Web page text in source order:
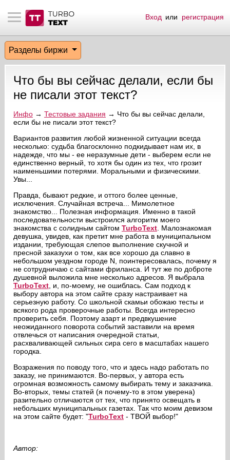
материалы
биржи
эфир
на сайте
пользователей
сообщения
по форуму
Вход или регистрация
Разделы биржи
Что бы вы сейчас делали, если бы
не писали этот текст?
Инфо→ Тестовые задания → Что бы вы сейчас делали,
если бы не писали этот текст?
Вариантов развития любой жизненной ситуации всегда
несколько: судьба благосклонно подкидывает нам их, в
надежде, что мы - ее неразумные дети - выберем если не
единственно верный, то хотя бы один из тех, что грозит
наименьшими потерями. Моральными и физическими.
Увы...
Правда, бывают редкие, и оттого более ценные,
исключения. Случайная встреча... Мимолетное
знакомство... Полезная информация. Именно в такой
последовательности выстроился алгоритм моего
знакомства с солидным сайтом TurboText. Малознакомая
девушка, увидев, как претит мне работа в муниципальном
издании, требующая слепое выполнение скучной и
пресной заказухи о том, как все хорошо да славно в
небольшом уездном городе N, поинтересовалась, почему я
не сотрудничаю с сайтами фриланса. И тут же по доброте
душевной выложила мне несколько адресов. Я выбрала
TurboText, и, по-моему, не ошиблась. Сам подход к
выбору автора на этом сайте сразу настраивает на
серьезную работу. Со школьной скамьи обожаю тесты и
всякого рода проверочные работы. Всегда интересно
проверить себя. Поэтому азарт и предвкушение
неожиданного поворота событий заставили на время
отвлечься от написания очередной статьи,
расхваливающей сильных сира сего в масштабах нашего
городка.
Возражения по поводу того, что и здесь надо работать по
заказу, не принимаются. Во-первых, у автора есть
огромная возможность самому выбирать тему и заказчика.
Во-вторых, темы статей (я почему-то в этом уверена)
разительно отличаются от тех, что принято освещать в
небольших муниципальных газетах. Так что моим девизом
на этом сайте будет: "TurboText- ТВОЙ выбор!"
Автор: